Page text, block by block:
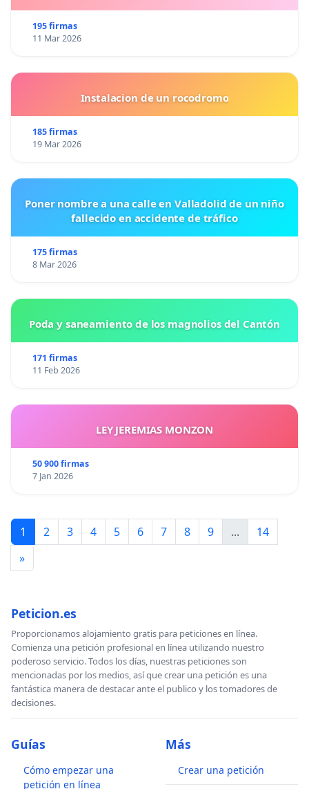
195 firmas
11 Mar 2026
Instalacion de un rocodromo
185 firmas
19 Mar 2026
Poner nombre a una calle en Valladolid de un niño
fallecido en accidente de tráfico
175 firmas
8 Mar 2026
Poda y saneamiento de los magnolios del Cantón
171 firmas
11 Feb 2026
LEY JEREMIAS MONZON
50 900 firmas
7 Jan 2026
1 2 3 4 5 6 7 8 9 ...
14
»
Peticion.es
Proporcionamos alojamiento gratis para peticiones en línea.
Comienza una petición profesional en línea utilizando nuestro
poderoso servicio. Todos los días, nuestras peticiones son
mencionadas por los medios, así que crear una petición es una
fantástica manera de destacar ante el publico y los tomadores de
decisiones.
Guías
Cómo empezar una
petición en línea
Más
Crear una petición